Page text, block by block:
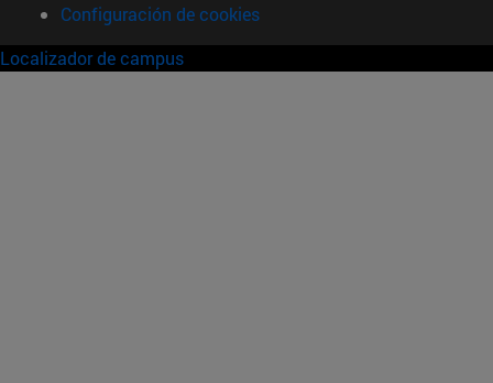
Configuración de cookies
Localizador de campus